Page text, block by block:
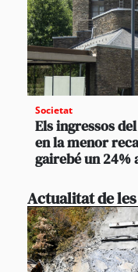
Societat
Els ingressos
en la menor
gairebé un 24%
Actualitat de